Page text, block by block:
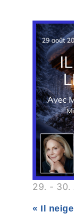
29. - 30.
« Il